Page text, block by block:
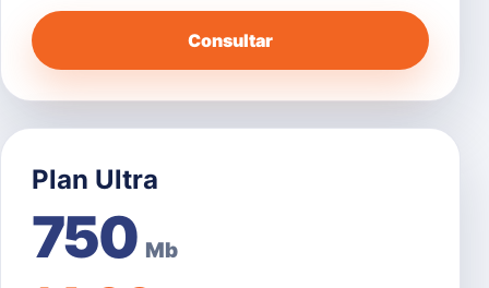
Consultar
Plan Ultra
750 Mb